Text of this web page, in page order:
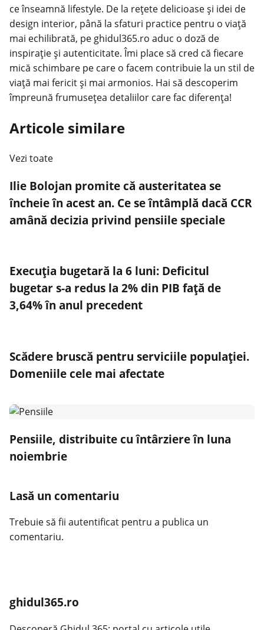
ce înseamnă lifestyle. De la rețete delicioase și idei de
design interior, până la sfaturi practice pentru o viață
mai echilibrată, pe ghidul365.ro aduc o doză de
inspirație și autenticitate. Îmi place să cred că fiecare
mică schimbare pe care o facem contribuie la un stil de
viață mai fericit și mai armonios. Hai să descoperim
împreună frumusețea detaliilor care fac diferența!
Articole similare
Vezi toate
Ilie Bolojan promite că austeritatea se
încheie în acest an. Ce se întâmplă dacă CCR
amână decizia privind pensiile speciale
Execuţia bugetară la 6 luni: Deficitul
bugetar s-a redus la 2% din PIB faţă de
3,64% în anul precedent
Scădere bruscă pentru serviciile populației.
Domeniile cele mai afectate
Pensiile, distribuite cu întârziere în luna
noiembrie
Lasă un comentariu
Trebuie să fii autentificat pentru a publica un
comentariu.
ghidul365.ro